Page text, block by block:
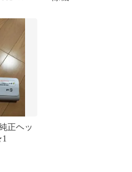
正ヘッ